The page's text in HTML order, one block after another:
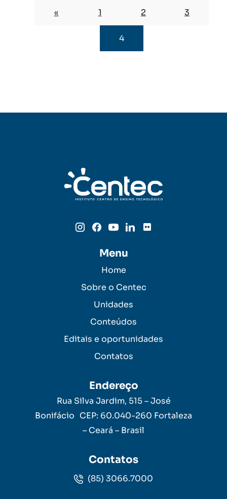
« 1 2 3
4
Menu
Home
Sobre o Centec
Unidades
Conteúdos
Editais e oportunidades
Contatos
Endereço
Rua Silva Jardim, 515 – José
Bonifácio CEP: 60.040-260 Fortaleza
– Ceará – Brasil
Contatos
(85) 3066.7000